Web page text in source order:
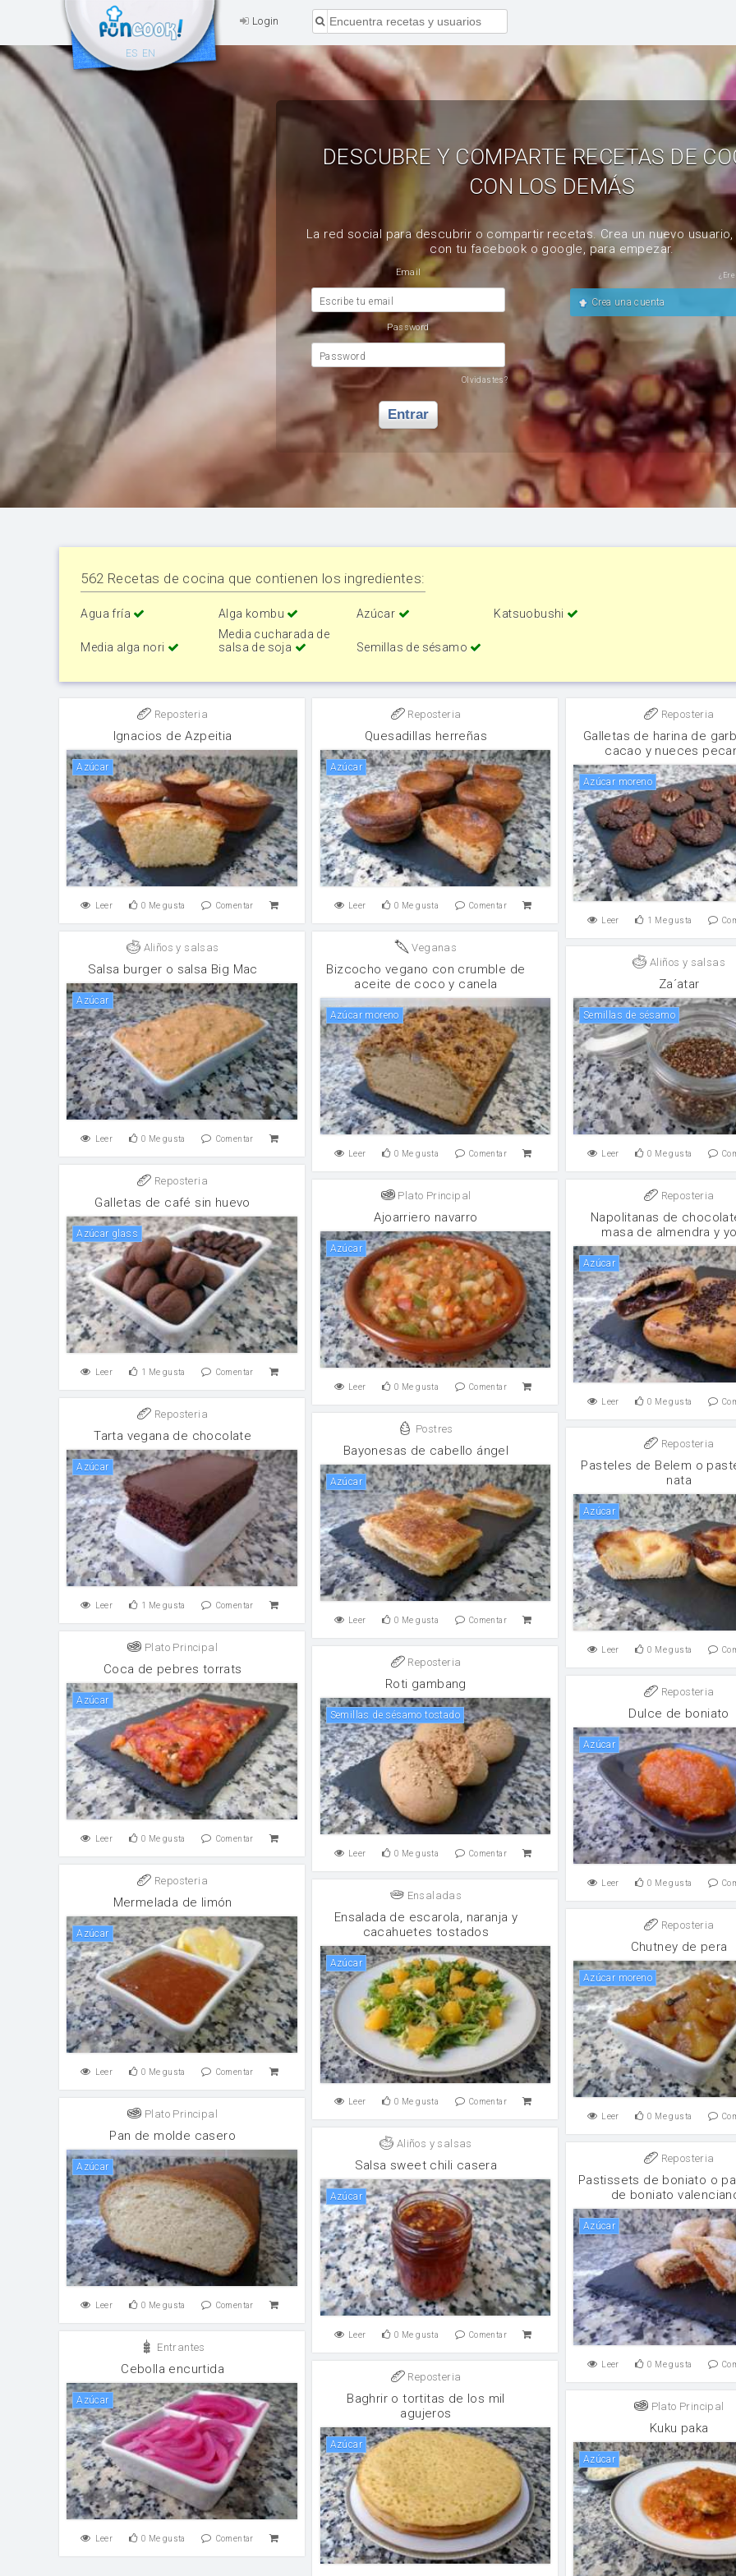
Login
ES EN
DESCUBRE Y COMPARTE RECETAS DE
CON LOS DEMÁS
La red social para descubrir o compartir recetas. Crea un nuevo
con tu facebook o google, para empezar.
Email
Escribe tu email
Password
Password
Olvidastes?
Entrar
Crea una cuenta
562 Recetas de cocina que contienen los ingredientes:
Agua fría Alga kombu Azúcar Katsuobushi
Media alga nori
Media cucharada de
salsa de soja
Semillas de sésamo
Reposteria
Ignacios de Azpeitia
Azúcar
Leer 0 Me gusta Comentar
Reposteria
Quesadillas herreñas
Azúcar
Leer 0 Me gusta Comentar
Reposteria
Galletas de harina de
cacao y nueces
Azúcar moreno
Leer 1 Me gusta
Aliños y salsas
Salsa burger o salsa Big Mac
Azúcar
Leer 0 Me gusta Comentar
Veganas
Bizcocho vegano con crumble de
aceite de coco y canela
Azúcar moreno
Leer 0 Me gusta Comentar
Aliños y salsas
Za´atar
Semillas de sésamo
Leer 0 Me gusta
Reposteria
Galletas de café sin huevo
Azúcar glass
Leer 1 Me gusta Comentar
Plato Principal
Ajoarriero navarro
Azúcar
Leer 0 Me gusta Comentar
Reposteria
Napolitanas de
masa de almendra y
Azúcar
Leer 0 Me gusta
Reposteria
Tarta vegana de chocolate
Azúcar
Leer 1 Me gusta Comentar
Postres
Bayonesas de cabello ángel
Azúcar
Leer 0 Me gusta Comentar
Reposteria
Pasteles de Belem o
nata
Azúcar
Leer 0 Me gusta
Plato Principal
Coca de pebres torrats
Azúcar
Leer 0 Me gusta Comentar
Reposteria
Roti gambang
Semillas de sésamo tostado
Leer 0 Me gusta Comentar
Reposteria
Dulce de boniato
Azúcar
Leer 0 Me gusta
Reposteria
Mermelada de limón
Azúcar
Leer 0 Me gusta Comentar
Ensaladas
Ensalada de escarola, naranja y
cacahuetes tostados
Azúcar
Leer 0 Me gusta Comentar
Reposteria
Chutney de pera
Azúcar moreno
Leer 0 Me gusta
Plato Principal
Pan de molde casero
Azúcar
Leer 0 Me gusta Comentar
Aliños y salsas
Salsa sweet chili casera
Azúcar
Leer 0 Me gusta Comentar
Reposteria
Pastissets de boniato o
de boniato
Azúcar
Leer 0 Me gusta
Entrantes
Cebolla encurtida
Azúcar
Leer 0 Me gusta Comentar
Reposteria
Baghrir o tortitas de los mil
agujeros
Azúcar
Plato Principal
Kuku paka
Azúcar